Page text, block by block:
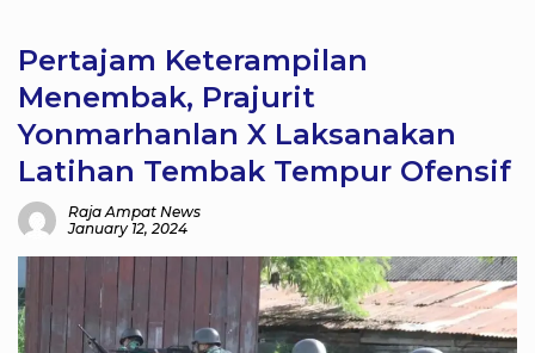
Pertajam Keterampilan
Menembak, Prajurit
Yonmarhanlan X Laksanakan
Latihan Tembak Tempur Ofensif
Raja Ampat News
January 12, 2024